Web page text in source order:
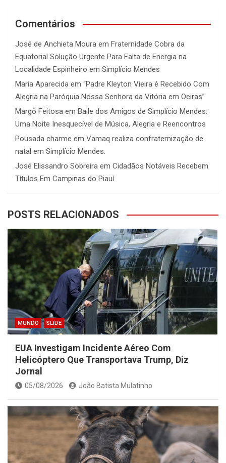
Comentários
José de Anchieta Moura em Fraternidade Cobra da
Equatorial Solução Urgente Para Falta de Energia na
Localidade Espinheiro em Simplício Mendes
Maria Aparecida em “Padre Kleyton Vieira é Recebido Com
Alegria na Paróquia Nossa Senhora da Vitória em Oeiras”
Margô Feitosa em Baile dos Amigos de Simplício Mendes:
Uma Noite Inesquecível de Música, Alegria e Reencontros
Pousada charme em Vamaq realiza confraternização de
natal em Simplício Mendes.
José Elissandro Sobreira em Cidadãos Notáveis Recebem
Títulos Em Campinas do Piauí
POSTS RELACIONADOS
MUNDO SLIDE
EUA Investigam Incidente Aéreo Com
Helicóptero Que Transportava Trump, Diz
Jornal
05/08/2026 João Batista Mulatinho